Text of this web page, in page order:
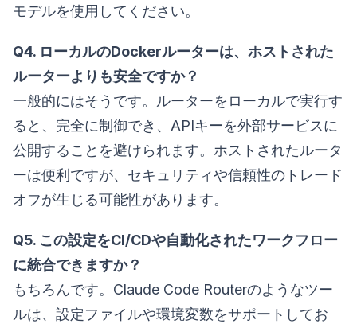
モデルを使用してください。
Q4. ローカルのDockerルーターは、ホストされた
ルーターよりも安全ですか？
一般的にはそうです。ルーターをローカルで実行す
ると、完全に制御でき、APIキーを外部サービスに
公開することを避けられます。ホストされたルータ
ーは便利ですが、セキュリティや信頼性のトレード
オフが生じる可能性があります。
Q5. この設定をCI/CDや自動化されたワークフロー
に統合できますか？
もちろんです。Claude Code Routerのようなツー
ルは、設定ファイルや環境変数をサポートしてお